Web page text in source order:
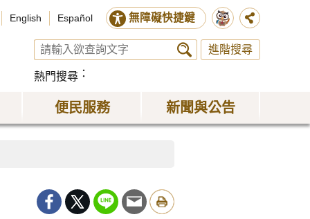
English Español 無障礙快捷鍵
進階搜尋
熱門搜尋
便民服務 新聞與公告